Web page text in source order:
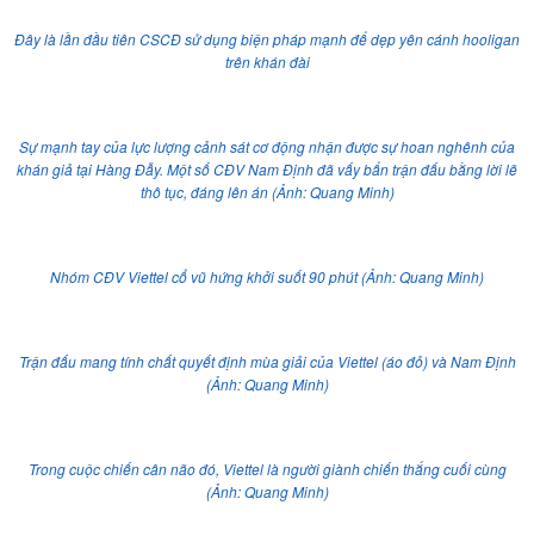
Đây là lần đầu tiên CSCĐ sử dụng biện pháp mạnh để dẹp yên cánh hooligan
trên khán đài
Sự mạnh tay của lực lượng cảnh sát cơ động nhận được sự hoan nghênh của
khán giả tại Hàng Đẫy. Một số CĐV Nam Định đã vấy bẩn trận đấu bằng lời lẽ
thô tục, đáng lên án (Ảnh: Quang Minh)
Nhóm CĐV Viettel cổ vũ hứng khởi suốt 90 phút (Ảnh: Quang Minh)
Trận đấu mang tính chất quyết định mùa giải của Viettel (áo đỏ) và Nam Định
(Ảnh: Quang Minh)
Trong cuộc chiến cân não đó, Viettel là người giành chiến thắng cuối cùng
(Ảnh: Quang Minh)